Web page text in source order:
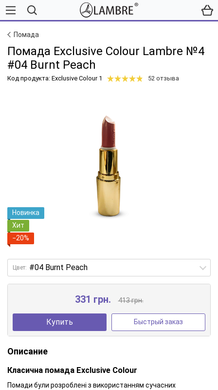
Помада
Помада Exclusive Colour Lambre №4
#04 Burnt Peach
Код продукта: Exclusive Colour 1 52 отзыва
Новинка
Хит
−20%
Цвет:
331 грн. 413 грн.
Купить Быстрый заказ
Описание
Класична помада Exclusive Colour
Помади були розроблені з використанням сучасних